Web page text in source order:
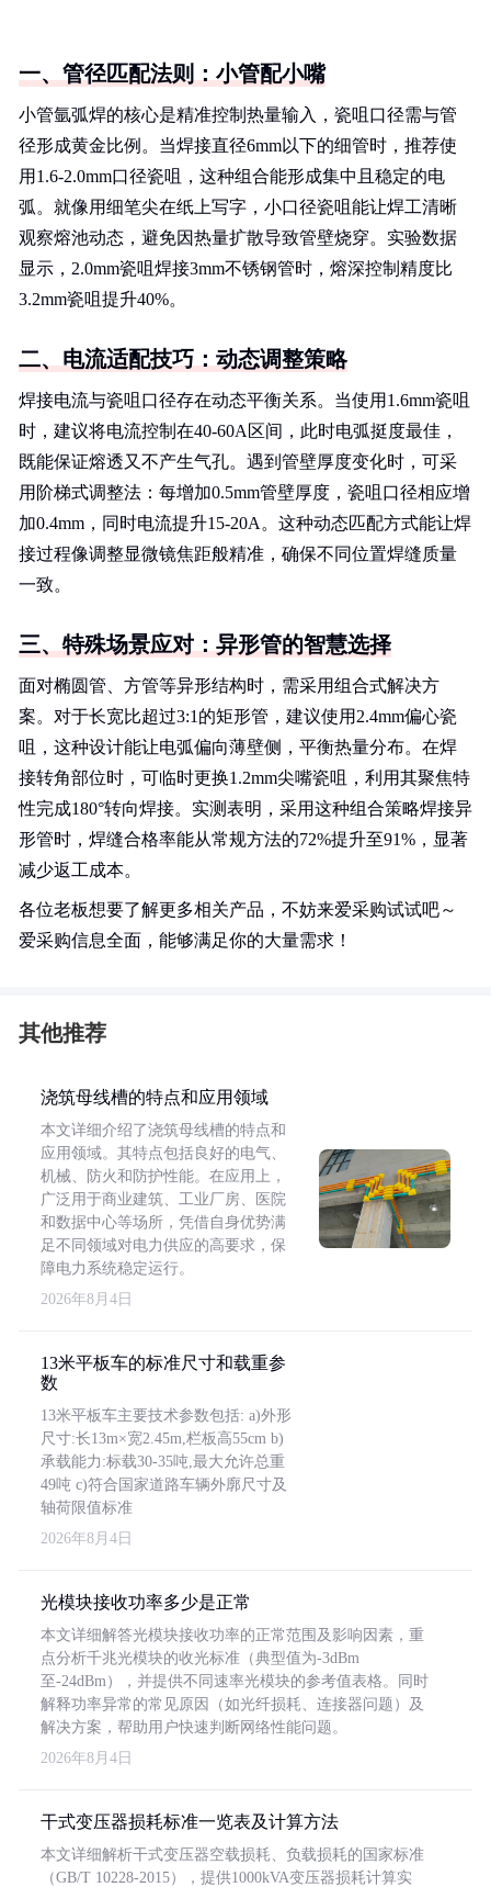
一、管径匹配法则：小管配小嘴
小管氩弧焊的核心是精准控制热量输入，瓷咀口径需与管
径形成黄金比例。当焊接直径6mm以下的细管时，推荐使
用1.6-2.0mm口径瓷咀，这种组合能形成集中且稳定的电
弧。就像用细笔尖在纸上写字，小口径瓷咀能让焊工清晰
观察熔池动态，避免因热量扩散导致管壁烧穿。实验数据
显示，2.0mm瓷咀焊接3mm不锈钢管时，熔深控制精度比
3.2mm瓷咀提升40%。
二、电流适配技巧：动态调整策略
焊接电流与瓷咀口径存在动态平衡关系。当使用1.6mm瓷咀
时，建议将电流控制在40-60A区间，此时电弧挺度最佳，
既能保证熔透又不产生气孔。遇到管壁厚度变化时，可采
用阶梯式调整法：每增加0.5mm管壁厚度，瓷咀口径相应增
加0.4mm，同时电流提升15-20A。这种动态匹配方式能让焊
接过程像调整显微镜焦距般精准，确保不同位置焊缝质量
一致。
三、特殊场景应对：异形管的智慧选择
面对椭圆管、方管等异形结构时，需采用组合式解决方
案。对于长宽比超过3:1的矩形管，建议使用2.4mm偏心瓷
咀，这种设计能让电弧偏向薄壁侧，平衡热量分布。在焊
接转角部位时，可临时更换1.2mm尖嘴瓷咀，利用其聚焦特
性完成180°转向焊接。实测表明，采用这种组合策略焊接异
形管时，焊缝合格率能从常规方法的72%提升至91%，显著
减少返工成本。
各位老板想要了解更多相关产品，不妨来爱采购试试吧～
爱采购信息全面，能够满足你的大量需求！
其他推荐
浇筑母线槽的特点和应用领域
本文详细介绍了浇筑母线槽的特点和
应用领域。其特点包括良好的电气、
机械、防火和防护性能。在应用上，
广泛用于商业建筑、工业厂房、医院
和数据中心等场所，凭借自身优势满
足不同领域对电力供应的高要求，保
障电力系统稳定运行。
2026年8月4日
13米平板车的标准尺寸和载重参
数
13米平板车主要技术参数包括: a)外形
尺寸:长13m×宽2.45m,栏板高55cm b)
承载能力:标载30-35吨,最大允许总重
49吨 c)符合国家道路车辆外廓尺寸及
轴荷限值标准
2026年8月4日
光模块接收功率多少是正常
本文详细解答光模块接收功率的正常范围及影响因素，重
点分析千兆光模块的收光标准（典型值为-3dBm
至-24dBm），并提供不同速率光模块的参考值表格。同时
解释功率异常的常见原因（如光纤损耗、连接器问题）及
解决方案，帮助用户快速判断网络性能问题。
2026年8月4日
干式变压器损耗标准一览表及计算方法
本文详细解析干式变压器空载损耗、负载损耗的国家标准
（GB/T 10228-2015），提供1000kVA变压器损耗计算实